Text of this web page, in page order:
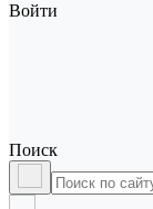
Войти
Поиск